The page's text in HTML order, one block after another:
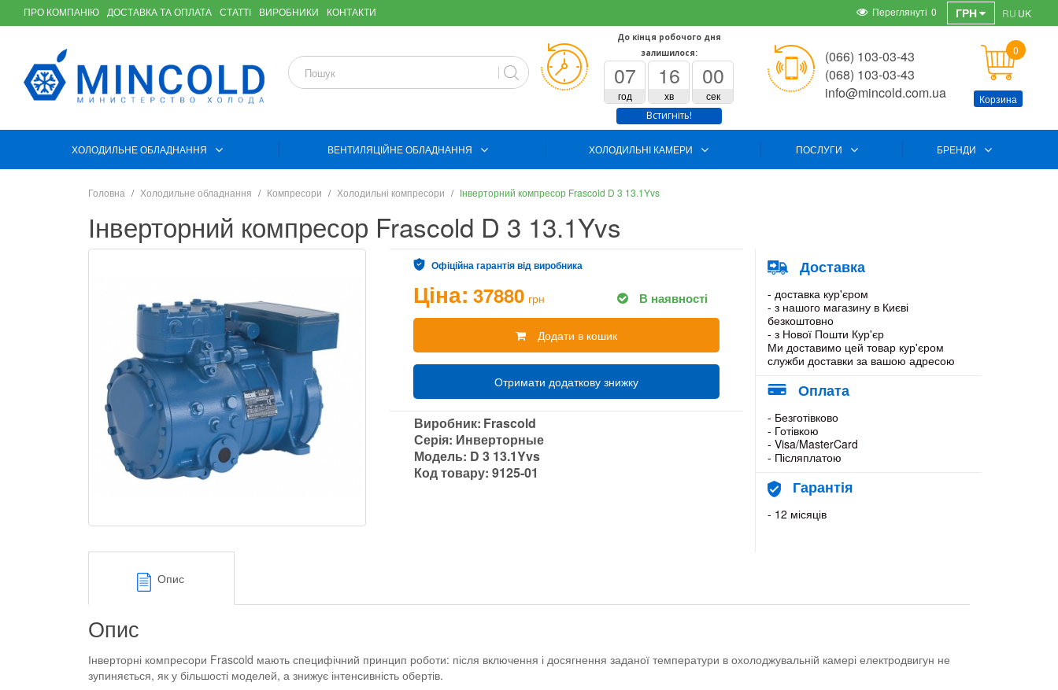
ПРО КОМПАНІЮ ДОСТАВКА ТА ОПЛАТА СТАТТІ ВИРОБНИКИ КОНТАКТИ ГРН RU UK
Переглянуті 0
До кінця робочого дня
залишилося:
07
год
15
хв
59
сек
Встигніть!
(066) 103-03-43
(068) 103-03-43
info@mincold.com.ua
0
Корзина
ХОЛОДИЛЬНЕ ОБЛАДНАННЯ ВЕНТИЛЯЦІЙНЕ ОБЛАДНАННЯ ХОЛОДИЛЬНІ КАМЕРИ ПОСЛУГИ БРЕНДИ
Головна Холодильне обладнання Компресори Холодильні компресори Інверторний компресор Frascold D 3 13.1Yvs
Інверторний компресор Frascold D 3 13.1Yvs
Офіційна гарантія від виробника
Ціна: 37880 грн В наявності
Додати в кошик
Отримати додаткову знижку
Виробник: Frascold
Серія: Инверторные
Модель: D 3 13.1Yvs
Код товару:9125-01
Доставка
- доставка кур'єром
- з нашого магазину в Києві
безкоштовно
- з Нової Пошти Кур'єр
Ми доставимо цей товар кур'єром
служби доставки за вашою адресою
Оплата
- Безготівково
- Готівкою
- Visa/MasterCard
- Післяплатою
Гарантія
- 12 місяців
Опис
Опис
Інверторні компресори Frascold мають специфічний принцип роботи: після включення і досягнення заданої температури в охолоджувальній камері електродвигун не
зупиняється, як у більшості моделей, а знижує інтенсивність обертів.